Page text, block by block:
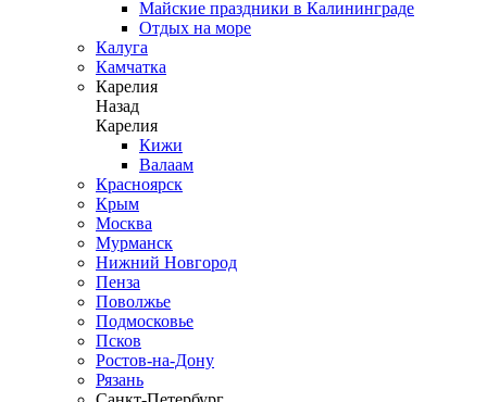
Майские праздники в Калининграде
Отдых на море
Калуга
Камчатка
Карелия
Назад
Карелия
Кижи
Валаам
Красноярск
Крым
Москва
Мурманск
Нижний Новгород
Пенза
Поволжье
Подмосковье
Псков
Ростов-на-Дону
Рязань